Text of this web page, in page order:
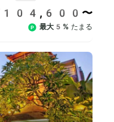
〜
最大5% たまる